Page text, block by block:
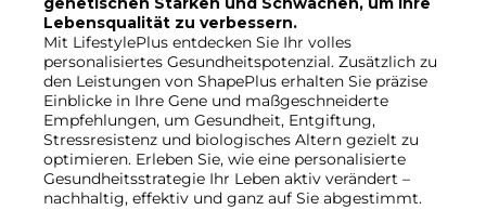
Lebensqualität zu verbessern.
Mit LifestylePlus entdecken Sie Ihr volles
personalisiertes Gesundheitspotenzial. Zusätzlich zu
den Leistungen von ShapePlus erhalten Sie präzise
Einblicke in Ihre Gene und maßgeschneiderte
Empfehlungen, um Gesundheit, Entgiftung,
Stressresistenz und biologisches Altern gezielt zu
optimieren. Erleben Sie, wie eine personalisierte
Gesundheitsstrategie Ihr Leben aktiv verändert –
nachhaltig, effektiv und ganz auf Sie abgestimmt.